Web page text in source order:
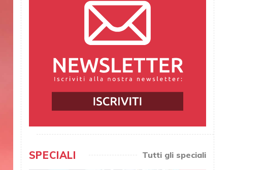
SPECIALI Tutti gli speciali